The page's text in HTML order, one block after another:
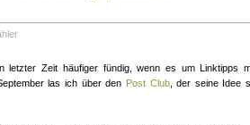
letzter Zeit häufiger fündig, wenn es um Linktipps
las ich über den Post Club, der seine Idee